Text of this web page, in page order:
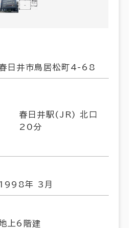
日井市鳥居松町4-68
春日井駅(JR) 北口
20分
年 3月
上6階建